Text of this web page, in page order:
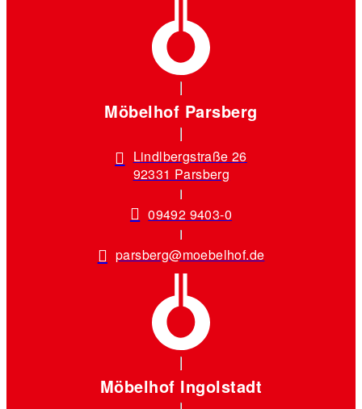
Möbelhof Parsberg
Lindlbergstraße 26
92331 Parsberg
09492 9403-0
parsberg@moebelhof.de
Möbelhof Ingolstadt